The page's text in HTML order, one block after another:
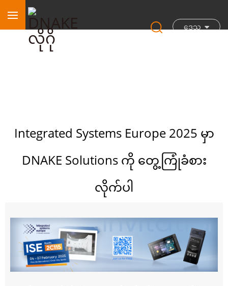
ဒေသ
Integrated Systems Europe 2025 မှာ
DNAKE Solutions ကို တွေ့ကြုံခံစား
လိုက်ပါ